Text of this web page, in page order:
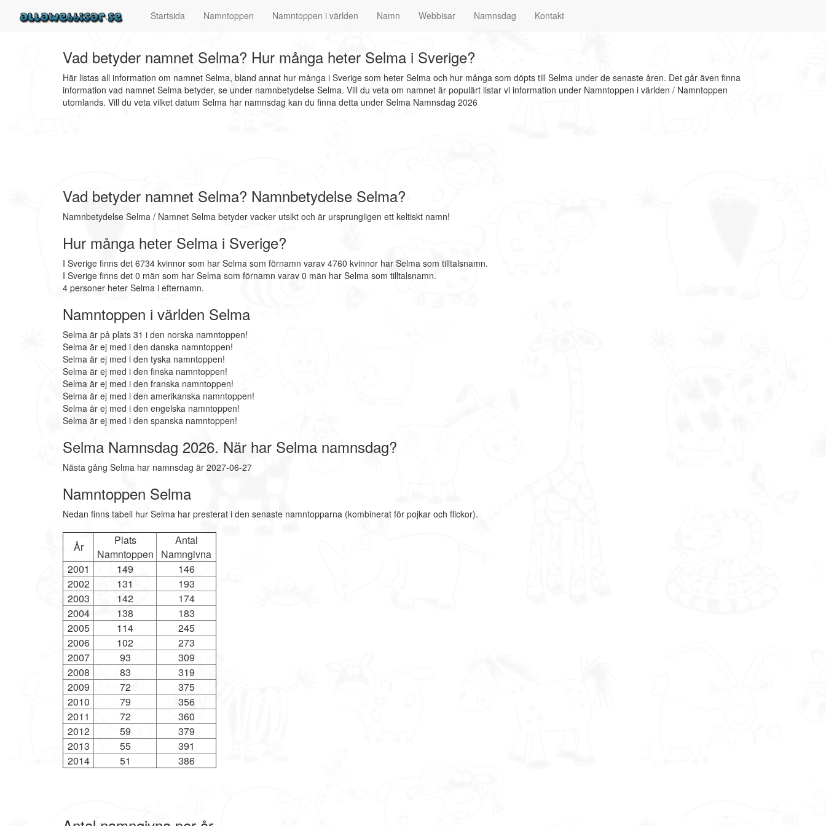
Startsida Namntoppen Namntoppen i världen Namn Webbisar Namnsdag Kontakt
Vad betyder namnet Selma? Hur många heter Selma i Sverige?
Här listas all information om namnet Selma, bland annat hur många i Sverige som heter Selma och hur många som döpts till Selma under de senaste åren. Det går även finna
information vad namnet Selma betyder, se under namnbetydelse Selma. Vill du veta om namnet är populärt listar vi information under Namntoppen i världen / Namntoppen
utomlands. Vill du veta vilket datum Selma har namnsdag kan du finna detta under Selma Namnsdag 2026
Vad betyder namnet Selma? Namnbetydelse Selma?
Namnbetydelse Selma / Namnet Selma betyder vacker utsikt och är ursprungligen ett keltiskt namn!
Hur många heter Selma i Sverige?
I Sverige finns det 6734 kvinnor som har Selma som förnamn varav 4760 kvinnor har Selma som tilltalsnamn.
I Sverige finns det 0 män som har Selma som förnamn varav 0 män har Selma som tilltalsnamn.
4 personer heter Selma i efternamn.
Namntoppen i världen Selma
Selma är på plats 31 i den norska namntoppen!
Selma är ej med i den danska namntoppen!
Selma är ej med i den tyska namntoppen!
Selma är ej med i den finska namntoppen!
Selma är ej med i den franska namntoppen!
Selma är ej med i den amerikanska namntoppen!
Selma är ej med i den engelska namntoppen!
Selma är ej med i den spanska namntoppen!
Selma Namnsdag 2026. När har Selma namnsdag?
Nästa gång Selma har namnsdag är 2027-06-27
Namntoppen Selma
Nedan finns tabell hur Selma har presterat i den senaste namntopparna (kombinerat för pojkar och flickor).
År
Plats
Namntoppen
Antal
Namngivna
2001
149
146
2002
131
193
2003
142
174
2004
138
183
2005
114
245
2006
102
273
2007
93
309
2008
83
319
2009
72
375
2010
79
356
2011
72
360
2012
59
379
2013
55
391
2014
51 386